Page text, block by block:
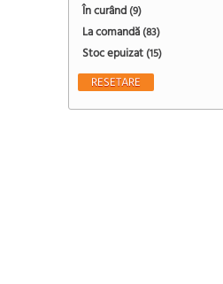
În curând (9)
La comandă (83)
Stoc epuizat (15)
RESETARE